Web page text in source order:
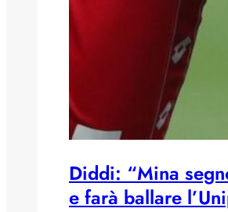
Diddi: “Mina
e farà ballare